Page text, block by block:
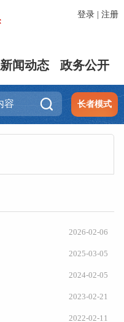
登录| 注册
新闻动态 政务公开
长者模式

2026-02-06
2025-03-05
2024-02-05
2023-02-21
2022-02-11